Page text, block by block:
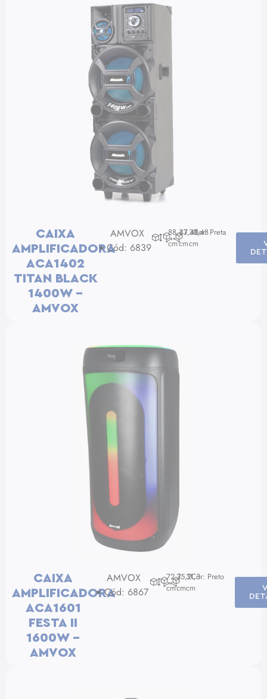
CAIXA
AMPLIFICADORA
ACA1402
TITAN BLACK
1400W –
AMVOX
AMVOX
Cód: 6839
88,47
cm
33,48
cm
33,48
cm
Cor: Preta
CAIXA
AMPLIFICADORA
ACA1601
FESTA II
1600W –
AMVOX
AMVOX
Cód: 6867
72,7
cm
35,2
cm
31,3
cm
Cor: Preto